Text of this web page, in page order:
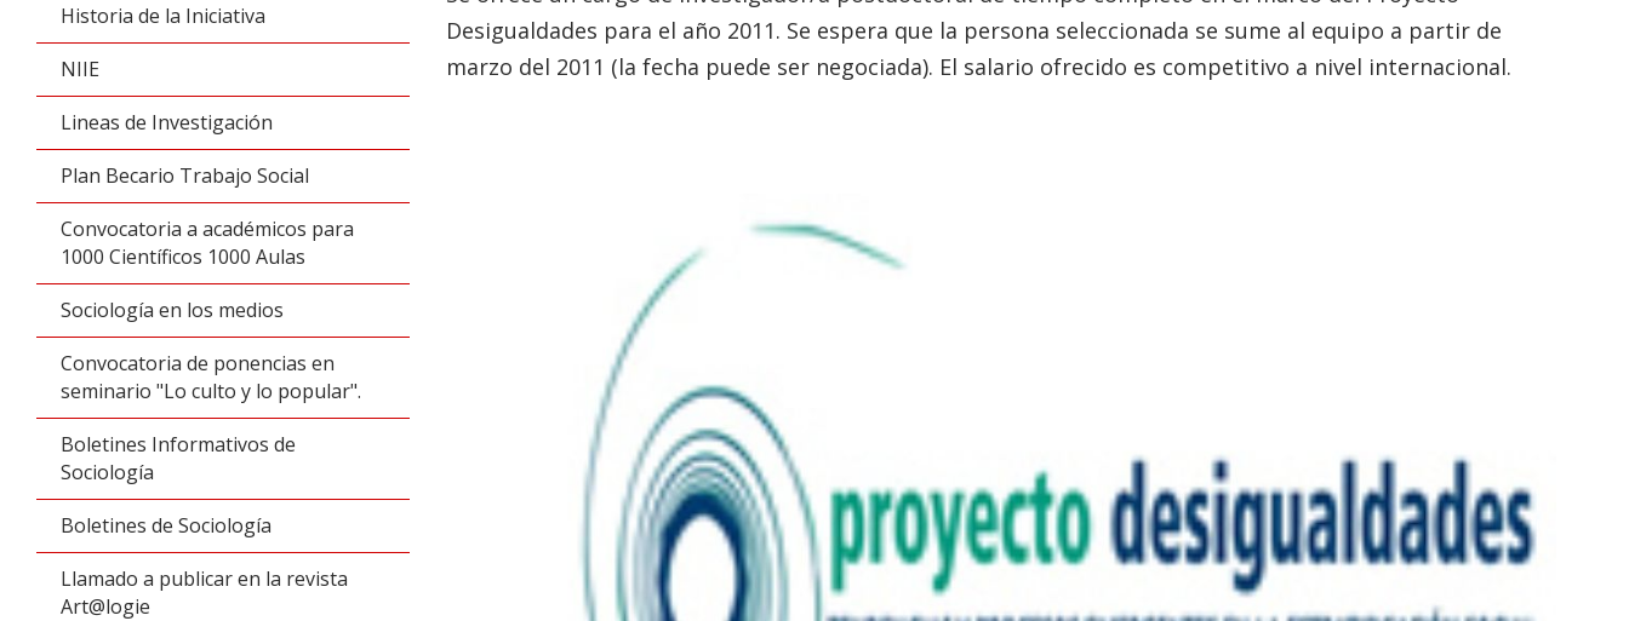
Historia de la Iniciativa
NIIE
Lineas de Investigación
Plan Becario Trabajo Social
Convocatoria a académicos para
1000 Científicos 1000 Aulas
Sociología en los medios
Convocatoria de ponencias en
seminario "Lo culto y lo popular".
Boletines Informativos de
Sociología
Boletines de Sociología
Llamado a publicar en la revista
Art@logie
Desigualdades para el año 2011. Se espera que la persona seleccionada se sume al equipo a partir de
marzo del 2011 (la fecha puede ser negociada). El salario ofrecido es competitivo a nivel internacional.